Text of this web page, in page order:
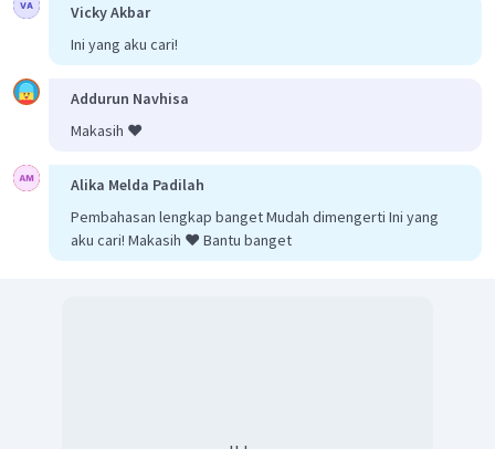
Vicky Akbar
Ini yang aku cari!
Addurun Navhisa
Makasih ❤️
Alika Melda Padilah
Pembahasan lengkap banget Mudah dimengerti Ini yang
aku cari! Makasih ❤️ Bantu banget